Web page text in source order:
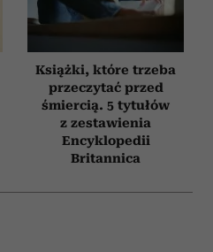
Książki, które trzeba
przeczytać przed
śmiercią. 5 tytułów
z zestawienia
Encyklopedii
Britannica